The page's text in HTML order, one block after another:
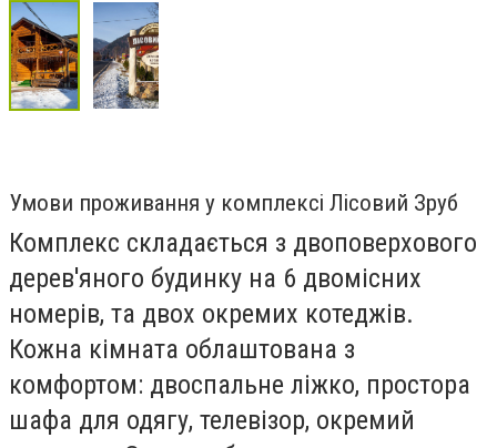
Умови проживання у комплексі Лісовий Зруб
Комплекс складається з двоповерхового
дерев'яного будинку на 6 двомісних
номерів, та двох окремих котеджів.
Кожна кімната облаштована з
комфортом: двоспальне ліжко, простора
шафа для одягу, телевізор, окремий